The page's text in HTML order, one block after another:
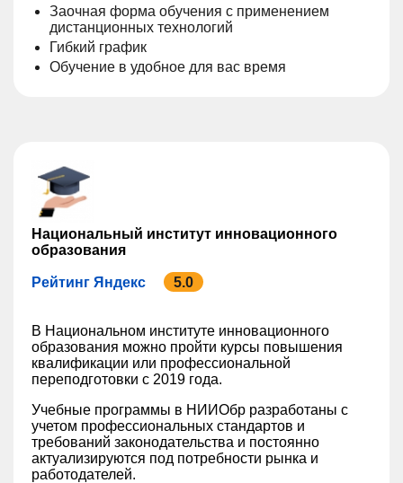
Заочная форма обучения с применением
дистанционных технологий
Гибкий график
Обучение в удобное для вас время
Национальный институт инновационного
образования
Рейтинг Яндекс 5.0
В Национальном институте инновационного
образования можно пройти курсы повышения
квалификации или профессиональной
переподготовки с 2019 года.
Учебные программы в НИИОбр разработаны с
учетом профессиональных стандартов и
требований законодательства и постоянно
актуализируются под потребности рынка и
работодателей.